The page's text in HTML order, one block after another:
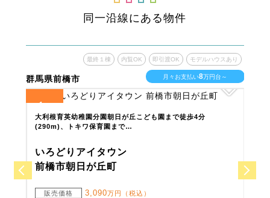
同一沿線にある物件
群馬県前橋市
最終１棟 内覧OK 即引渡OK モデルハウスあり
月々お支払い8万円台～
1
大利根育英幼稚園分園朝日が丘こども園まで徒歩4分
(290m)、トキワ保育園まで…
いろどりアイタウン
前橋市朝日が丘町
販売価格 3,090万円（税込）